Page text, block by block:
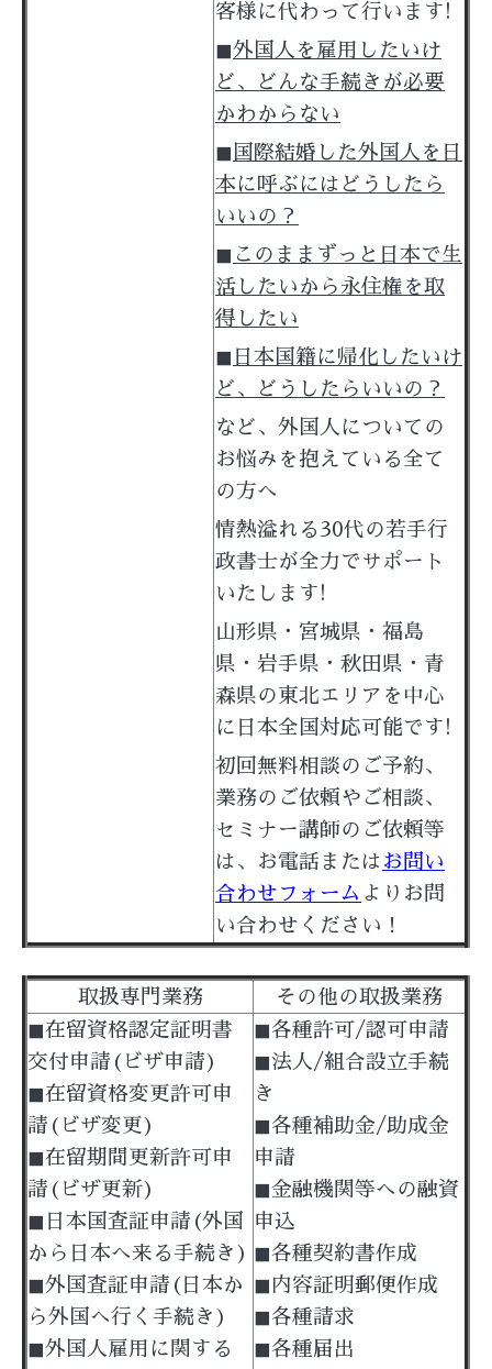
客様に代わって行います!
◼︎外国人を雇用したいけ
ど、
どんな手続きが必要
かわからない
◼︎ 国際結婚した外国人を日
本に呼ぶにはどうしたら
いいの？
◼︎ このままずっと日本で生
活したいから永住権を取
得したい
◼︎ 日本国籍に帰化したいけ
ど、どうしたらいいの？
など、外国人についての
お悩みを抱えている全て
の方へ
情熱溢れる30代の若手行
政書士が全力でサポート
いたします!
山形県・宮城県・福島
県・岩手県・秋田県・青
森県の東北エリアを中心
に 日本全国対応可能です !
初回無料相談のご予約、
業務のご依頼やご相談、
セミナー講師のご依頼等
は、
お電話または お問い
合わせフォーム よりお問
い合わせください！
取扱専門業務
その他の取扱業務
◼︎在留資格認定証明書
交付申請(ビザ申請)
◼︎在留資格変更許可申
請(ビザ変更)
◼︎在留期間更新許可申
請(ビザ更新)
◼︎日本国査証申請(外国
から日本へ来る手続き)
◼︎外国査証申請(日本か
ら外国へ行く手続き)
◼︎外国人雇用に関する
◼︎各種許可/認可申請
◼︎法人/組合設立手続
き
◼︎各種補助金/助成金
申請
◼︎金融機関等への融資
申込
◼︎各種契約書作成
◼︎内容証明郵便作成
◼︎各種請求
◼︎各種届出